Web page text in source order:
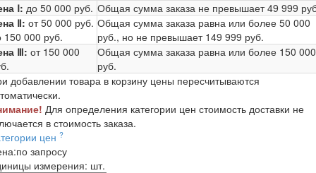
Ⅰ: до 50 000 руб. Общая сумма заказа не превышает49 999
Ⅱ: от 50 000 руб.
150 000 руб.
Общая сумма заказа равна или более 50 000
руб., но не превышает 149 999 руб.
Ⅲ: от 150 000
Общая сумма заказа равна или более 150 000
руб.
добавлении товара в корзину цены пересчитываются
Для определения категории цен стоимость доставки не
в стоимость заказа.
цен ?
по запросу
измерения: шт.